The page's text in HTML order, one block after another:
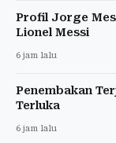
Profil Jorge
Lionel Messi
6 jam lalu
Penembakan
Terluka
6 jam lalu